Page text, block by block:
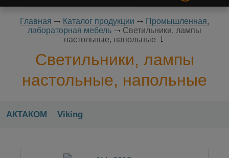
Главная Каталог продукции
Промышленная,
лабораторная мебель
Светильники, лампы
настольные, напольные
Светильники, лампы
настольные, напольные
АКТАКОМ Viking